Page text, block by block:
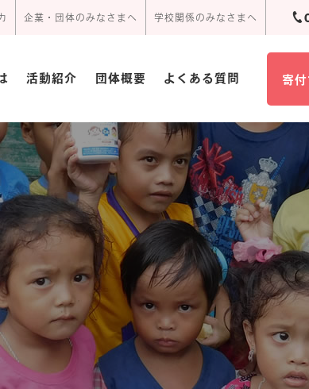
企業・団体のみなさまへ 学校関係のみなさまへ
活動紹介
活動報告 頂いたお手紙
団体概要
概要･定款 周辺アクセス 事業報告書
よくある質問 寄